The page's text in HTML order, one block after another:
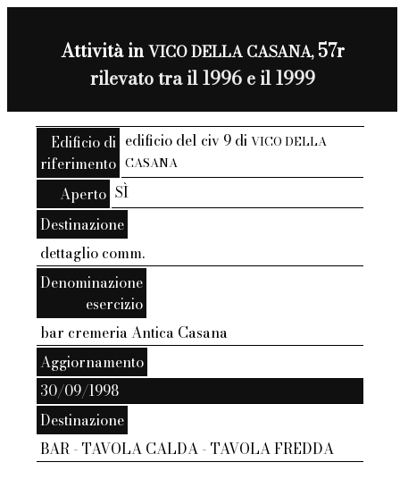
Attività inVICO DELLA CASANA,57r
rilevato tra il 1996 e il 1999
Edificio di
riferimento
edificio del civ 9 diVICO DELLA
CASANA
Aperto SÌ
Destinazione
dettaglio comm.
Denominazione
esercizio
bar cremeria Antica Casana
Aggiornamento
30/09/1998
Destinazione
BAR - TAVOLA CALDA - TAVOLA FREDDA